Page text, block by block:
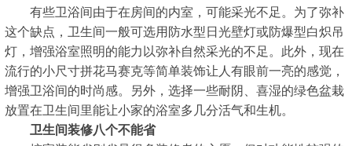
有些卫浴间由于在房间的内室，可能采光不足。为了弥补
这个缺点，卫生间一般可选用防水型日光壁灯或防爆型白炽吊
灯，增强浴室照明的能力以弥补自然采光的不足。此外，现在
流行的小尺寸拼花马赛克等简单装饰让人有眼前一亮的感觉，
增强卫浴间的时尚感。另外，选择一些耐阴、喜湿的绿色盆栽
放置在卫生间里能让小家的浴室多几分活气和生机。
卫生间装修八个不能省